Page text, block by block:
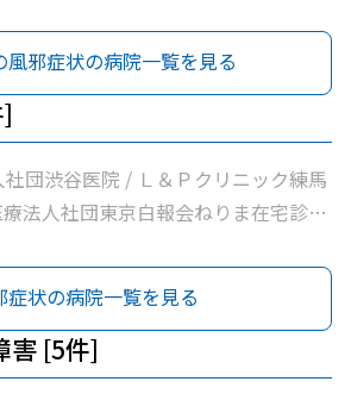
脳神経外科・内科クリニック / 医療
クリニック / 医療法人社団ＭＡＥ小林
法人社団裕仁会鈴木耳鼻咽喉科 / 医
医院 / 医療法人社団優腎会優人光が
南佐藤医院 / ささき内科クリニック
加藤医院 / 髙鳥医院 / 医療法人社団
/ 医療法人社団翔真会浜野小児科内
丘こどもクリニック / 医療法人社団周
/ 医療法人社団ＭＡＥ小林内科クリニ
仁会鈴木耳鼻咽喉科 / 光が丘南佐藤
栄会加藤医院 / 髙鳥医院 / 医療法人
リニック
風邪症状の病院一覧を見る
団渋谷医院 / Ｌ＆Ｐクリニック練馬
法人社団東京白報会ねりま在宅診療
人社団啓妙会桑名医院 / 医療法人社
が丘病院 / 公益社団法人地域医療振興
医療法人社団健寿の樹きくかわクリ
老年内科 / 医療法人社団金谷クリニ
症状の病院一覧を見る
害 [5件]